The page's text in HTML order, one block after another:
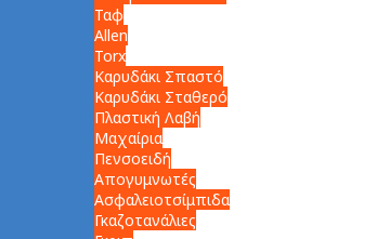
Ταφ
Allen
Torx
Καρυδάκι Σπαστό
Καρυδάκι Σταθερό
Πλαστική Λαβή
Μαχαίρια
Πενσοειδή
Απογυμνωτές
Ασφαλειοτσίμπιδα
Γκαζοτανάλιες